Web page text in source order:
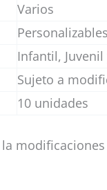
Varios
Personalizables
Infantil,
Sujeto a
10 unidades